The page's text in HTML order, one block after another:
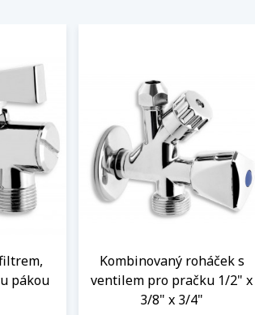
pákou
Kombinovaný roháček s
ventilem pro pračku 1/2" x
3/8" x 3/4"